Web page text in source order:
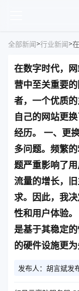
全部新闻>行业新闻>
在数字时代，
营中至关重要
者，一个优质
自己的网站更
经历。 一、更
多问题。频繁
题严重影响了
流量的增长，
求。因此，我
性和用户体验
是基于其稳定
的硬件设施更
发布人：胡言斌发